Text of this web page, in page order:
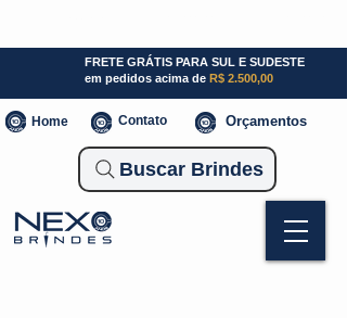
FRETE GRÁTIS PARA SUL E SUDESTE
em pedidos acima de R$ 2.500,00
Home Contato Orçamentos
Buscar Brindes